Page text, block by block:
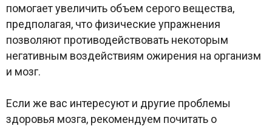
помогает увеличить объем серого вещества,
предполагая, что физические упражнения
позволяют противодействовать некоторым
негативным воздействиям ожирения на организм
и мозг.
Если же вас интересуют и другие проблемы
здоровья мозга, рекомендуем почитать о